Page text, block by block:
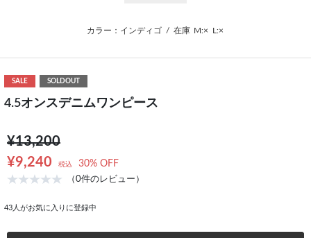
カラー：インディゴ / 在庫 M:× L:×
SALE SOLDOUT
4.5オンスデニムワンピース
¥13,200
¥9,240
税込 30% OFF
（0件のレビュー）
43 人がお気に入りに登録中